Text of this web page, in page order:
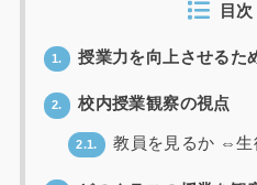
目次
1. 授業力を向上させるた
2. 校内授業観察の視点
2.1. 教員を見るか ⇔生